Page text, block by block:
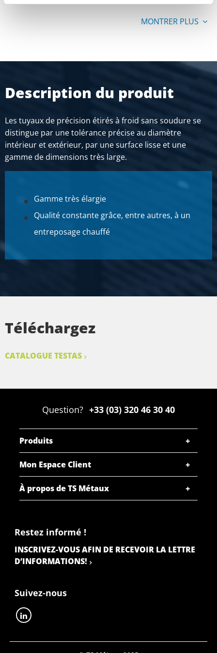
MONTRER PLUS
Description du produit
Les tuyaux de précision étirés à froid sans soudure se
distingue par une tolérance précise au diamètre
intérieur et extérieur, par une surface lisse et une
gamme de dimensions très large.
Gamme très élargie
Qualité constante grâce, entre autres, à un
entreposage chauffé
Téléchargez
CATALOGUE TESTAS
Question? +33 (03) 320 46 30 40
Produits
Mon Espace Client
À propos de TS Métaux
Restez informé !
INSCRIVEZ-VOUS AFIN DE RECEVOIR LA LETTRE
D’INFORMATIONS!
Suivez-nous